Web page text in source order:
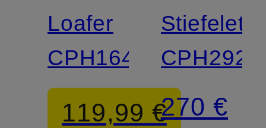
Loafer
CPH164
119,99 €
CPH292
270 €